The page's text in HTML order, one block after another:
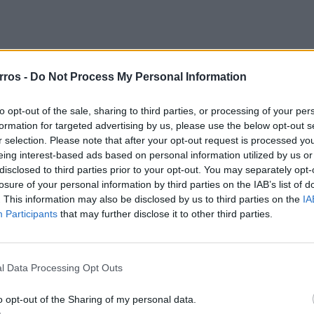
- Do Not Process My Personal Information
opt-out of the sale, sharing to third parties, or processing of your
for targeted advertising by us, please use the below opt-out
selection. Please note that after your opt-out request is processed
interest-based ads based on personal information utilized by us
to third parties prior to your opt-out. You may separately
of your personal information by third parties on the IAB’s list of
This information may also be disclosed by us to third parties on the
Participants that may further disclose it to other third parties.
Data Processing Opt Outs
opt-out of the Sharing of my personal data.
07/08/2026
pick-
à
Smart #2 revela-se — mas
ainda guarda segredos
importantes
07/08/2026